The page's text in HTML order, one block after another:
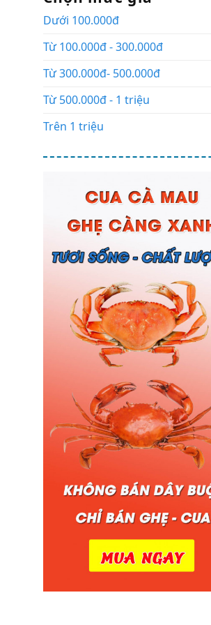
Dưới 100.000đ
Từ 100.000đ - 300.000đ
Từ 300.000đ- 500.000đ
Từ 500.000đ - 1 triệu
Trên 1 triệu